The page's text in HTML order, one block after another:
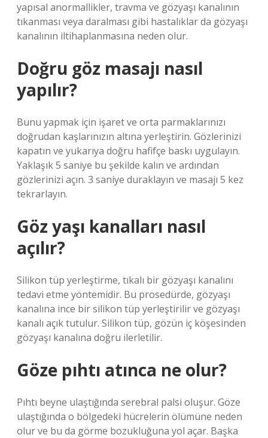
yapısal anormallikler, travma ve gözyaşı kanalının
tıkanması veya daralması gibi hastalıklar da gözyaşı
kanalının iltihaplanmasına neden olur.
Doğru göz masajı nasıl
yapılır?
Bunu yapmak için işaret ve orta parmaklarınızı
doğrudan kaşlarınızın altına yerleştirin. Gözlerinizi
kapatın ve yukarıya doğru hafifçe baskı uygulayın.
Yaklaşık 5 saniye bu şekilde kalın ve ardından
gözlerinizi açın. 3 saniye duraklayın ve masajı 5 kez
tekrarlayın.
Göz yaşı kanalları nasıl
açılır?
Silikon tüp yerleştirme, tıkalı bir gözyaşı kanalını
tedavi etme yöntemidir. Bu prosedürde, gözyaşı
kanalına ince bir silikon tüp yerleştirilir ve gözyaşı
kanalı açık tutulur. Silikon tüp, gözün iç köşesinden
gözyaşı kanalına doğru ilerletilir.
Göze pıhtı atınca ne olur?
Pıhtı beyne ulaştığında serebral palsi oluşur. Göze
ulaştığında o bölgedeki hücrelerin ölümüne neden
olur ve bu da görme bozukluğuna yol açar. Başka